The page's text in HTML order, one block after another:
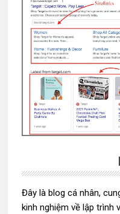
chính
Đây là blog cá nhân,
kinh nghiệm về lập trình